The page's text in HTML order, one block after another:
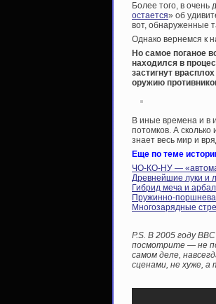
Более того, в очень
остается» об
вот, обнаруженные
Однако вернемся к
Но самое поганое
находился в
застигнут
оружию
В иные времена и в
потомков. А
знает весь мир и
Еще по теме
ЧО-КО-НУ —
Древнейшие луки и
Гибрид меча и
Пружинно-
Многозарядные
P.S. В 2005 году
посмотрите — не
самом деле,
сценами, не хуже, а